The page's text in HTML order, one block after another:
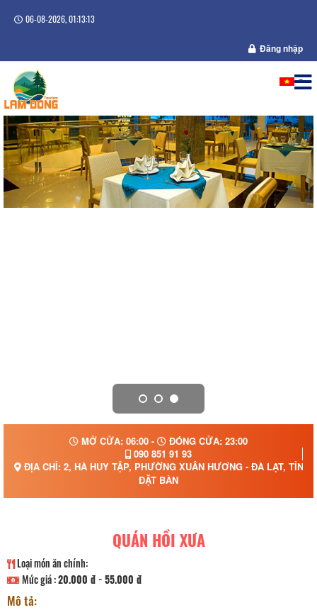
06-08-2026, 01:13:13
Đăng nhập
MỞ CỬA: 06:00 -
ĐÓNG CỬA: 23:00
090 851 91 93
ĐỊA CHỈ: 2, HÀ HUY TẬP, PHƯỜNG XUÂN HƯƠNG - ĐÀ LẠT, TỈNH
ĐẶT BÀN
QUÁN HỒI XƯA
Loại món ăn chính:
Mức giá :20.000 đ - 55.000 đ
Mô tả: